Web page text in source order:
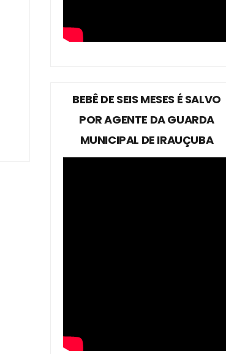
BEBÊ DE SEIS MESES É SALVO
POR AGENTE DA GUARDA
MUNICIPAL DE IRAUÇUBA